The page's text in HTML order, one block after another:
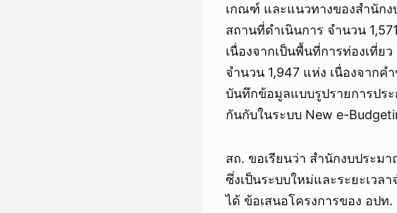
เกณฑ์ และแนวทางของสำนัก
สถานที่ดำเนินการ จำนวน
เนื่องจากเป็นพื้นที่การท่องเที่
จำนวน 1,947 แห่ง เนื่องจาก
บันทึกข้อมูลแบบรูปรายการปร
กันกับในระบบ New e-
สถ. ขอเรียนว่า สำนักงบประ
ซึ่งเป็นระบบใหม่และระยะเวล
ได้ ข้อเสนอโครงการของ อป